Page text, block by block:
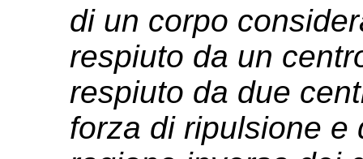
di un corpo
respiuto da un
respiuto da due
forza di ripulsione e